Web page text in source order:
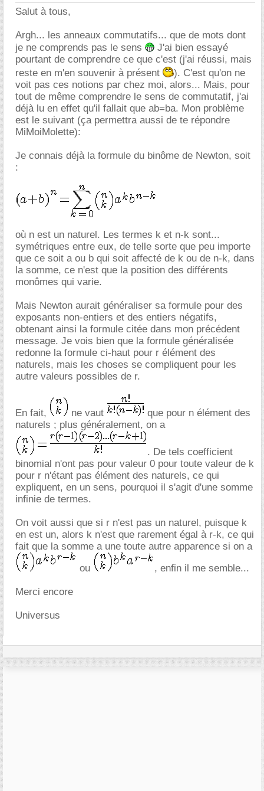
Salut à tous,
Argh... les anneaux commutatifs... que de mots dont
je ne comprends pas le sens
J'ai bien essayé
pourtant de comprendre ce que c'est (j'ai réussi, mais
reste en m'en souvenir à présent
). C'est qu'on ne
voit pas ces notions par chez moi, alors... Mais, pour
tout de même comprendre le sens de commutatif, j'ai
déjà lu en effet qu'il fallait que ab=ba. Mon problème
est le suivant (ça permettra aussi de te répondre
MiMoiMolette):
Je connais déjà la formule du binôme de Newton, soit
:
où n est un naturel. Les termes k et n-k sont...
symétriques entre eux, de telle sorte que peu importe
que ce soit a ou b qui soit affecté de k ou de n-k, dans
la somme, ce n'est que la position des différents
monômes qui varie.
Mais Newton aurait généraliser sa formule pour des
exposants non-entiers et des entiers négatifs,
obtenant ainsi la formule citée dans mon précédent
message. Je vois bien que la formule généralisée
redonne la formule ci-haut pour r élément des
naturels, mais les choses se compliquent pour les
autre valeurs possibles de r.
En fait, ne vaut
que pour n élément des
naturels ; plus généralement, on a
. De tels coefficient
binomial n'ont pas pour valeur 0 pour toute valeur de k
pour r n'étant pas élément des naturels, ce qui
expliquent, en un sens, pourquoi il s'agit d'une somme
infinie de termes.
On voit aussi que si r n'est pas un naturel, puisque k
en est un, alors k n'est que rarement égal à r-k, ce qui
fait que la somme a une toute autre apparence si on a
ou
, enfin il me semble...
Merci encore
Universus